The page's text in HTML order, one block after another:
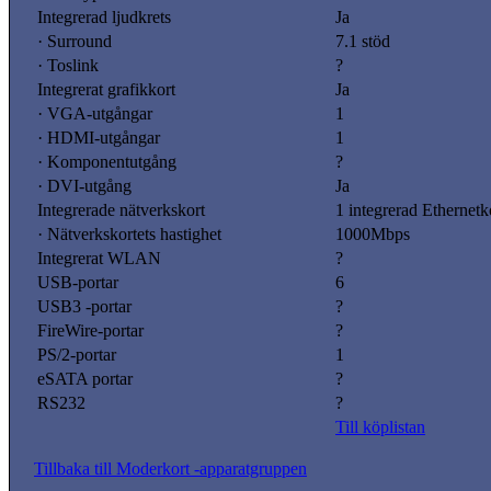
Integrerad ljudkrets
Ja
· Surround
7.1 stöd
· Toslink
?
Integrerat grafikkort
Ja
· VGA-utgångar
1
· HDMI-utgångar
1
· Komponentutgång
?
· DVI-utgång
Ja
Integrerade nätverkskort
1 integrerad
· Nätverkskortets hastighet
1000Mbps
Integrerat WLAN
?
USB-portar
6
USB3 -portar
?
FireWire-portar
?
PS/2-portar
1
eSATA portar
?
RS232
?
Till köplistan
Tillbaka till Moderkort -apparatgruppen